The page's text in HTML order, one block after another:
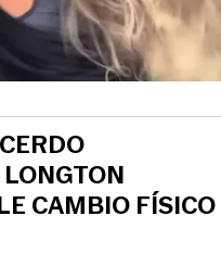
CAMBIO FÍSICO